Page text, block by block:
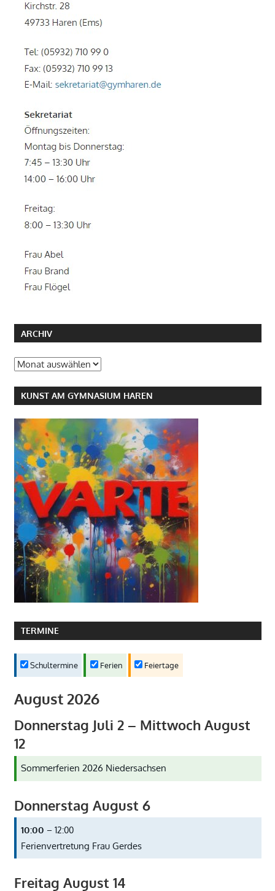
ARCHIV
Archiv
KUNST AM GYMNASIUM HAREN
TERMINE
Schultermine Ferien Feiertage
August 2026
Donnerstag Juli 2– Mittwoch August
12
Sommerferien 2026 Niedersachsen
Donnerstag August 6
10:00 – 12:00
Ferienvertretung Frau Gerdes
Freitag August 14